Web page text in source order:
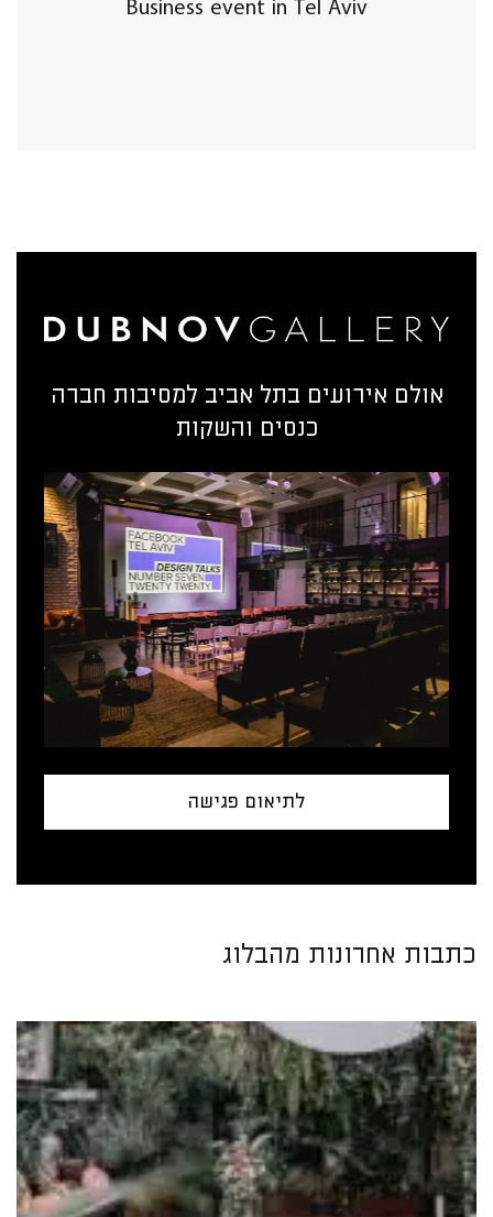
Business event in Tel Aviv
אולם אירועים בתל אביב למסיבות חברה
כנסים והשקות
לתיאום פגישה
כתבות אחרונות מהבלוג